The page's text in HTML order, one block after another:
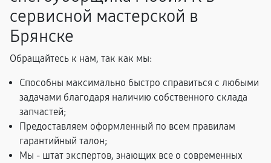
сервисной мастерской в
Брянске
Обращайтесь к нам, так как мы:
Способны максимально быстро справиться с любыми
задачами благодаря наличию собственного склада
запчастей;
Предоставляем оформленный по всем правилам
гарантийный талон;
Мы - штат экспертов, знающих все о современных